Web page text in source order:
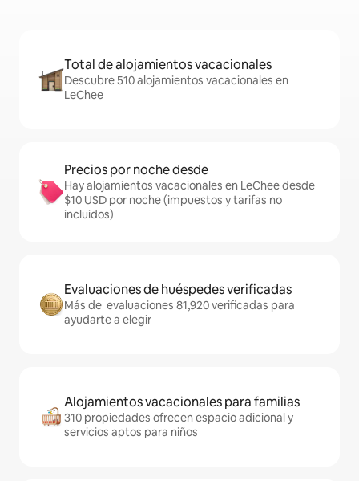
Total de alojamientos vacacionales
Descubre 510 alojamientos vacacionales en
LeChee
Precios por noche desde
Hay alojamientos vacacionales en LeChee desde
$10 USD por noche (impuestos y tarifas no
incluidos)
Evaluaciones de huéspedes verificadas
Más de evaluaciones 81,920 verificadas para
ayudarte a elegir
Alojamientos vacacionales para familias
310 propiedades ofrecen espacio adicional y
servicios aptos para niños